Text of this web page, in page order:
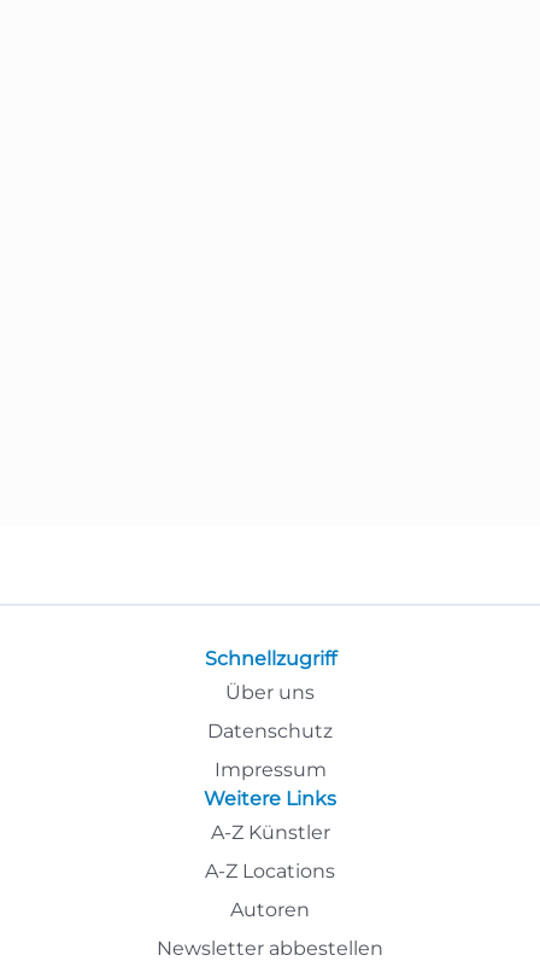
Schnellzugriff
Über uns
Datenschutz
Impressum
Weitere Links
A-Z Künstler
A-Z Locations
Autoren
Newsletter abbestellen